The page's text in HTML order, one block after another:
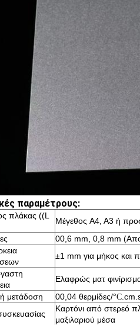
παραμέτρους:
πλάκας ((L
Μέγεθος A4, A3 ή
00,6 mm, 0,8 mm
±1 mm για μήκος και
Ελαφρώς ματ
μετάδοση
00,04 θερμίδες/°C
Καρτόνι από στερεό
μαξιλαριού μέσα